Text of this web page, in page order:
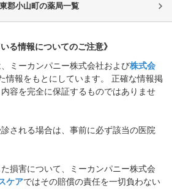
郡小山町の薬局一覧
いる情報についてのご注意》
ミーカンパニー株式会社および株式会
情報をもとにしています。 正確な情報掲
容を完全に保証するものではありませ
される場合は、事前に必ず該当の医院
損害について、ミーカンパニー株式会
ケアではその賠償の責任を一切負わない